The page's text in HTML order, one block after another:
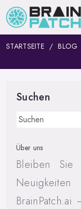
STARTSEITE BLOG
Suchen
Über uns
Bleiben Sie